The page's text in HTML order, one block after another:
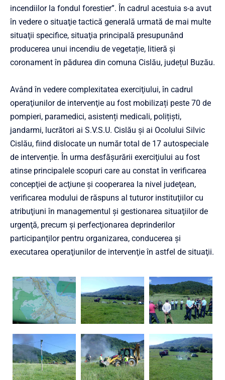
incendiilor la fondul forestier”. În cadrul acestuia s-a avut
în vedere o situaţie tactică generală urmată de mai multe
situaţii specifice, situaţia principală presupunând
producerea unui incendiu de vegetație, litieră și
coronament în pădurea din comuna Cislău, județul Buzău.
Având în vedere complexitatea exerciţiului, în cadrul
operaţiunilor de intervenţie au fost mobilizați peste 70 de
pompieri, paramedici, asistenți medicali, polițiști,
jandarmi, lucrători ai S.V.S.U. Cislău și ai Ocolului Silvic
Cislău, fiind dislocate un număr total de 17 autospeciale
de intervenție. În urma desfăşurării exerciţiului au fost
atinse principalele scopuri care au constat în verificarea
concepţiei de acţiune şi cooperarea la nivel judeţean,
verificarea modului de răspuns al tuturor instituţiilor cu
atribuţiuni în managementul şi gestionarea situaţiilor de
urgenţă, precum şi perfecţionarea deprinderilor
participanţilor pentru organizarea, conducerea şi
executarea operaţiunilor de intervenţie în astfel de situaţii.